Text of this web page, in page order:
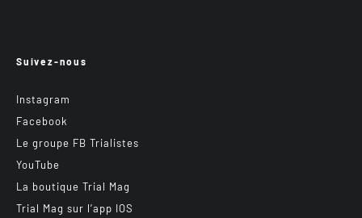
Suivez-nous
Instagram
Facebook
Le groupe FB Trialistes
YouTube
La boutique Trial Mag
Trial Mag sur l’app IOS